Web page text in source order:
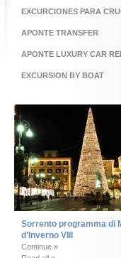
EXCURCIONES PARA
APONTE TRANSFER
APONTE LUXURY CAR
EXCURSION BY BOAT
Sorrento programma di
d’Inverno VIII
Continue »